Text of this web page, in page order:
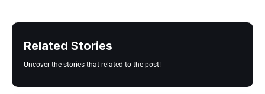
Related Stories
Uncover the stories that related to the post!